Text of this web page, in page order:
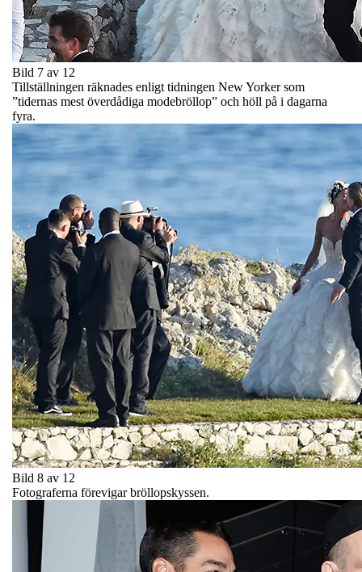
Bild 7 av 12
Tillställningen räknades enligt tidningen New Yorker som
”tidernas mest överdådiga modebröllop” och höll på i dagarna
fyra.
Bild 8 av 12
Fotograferna förevigar bröllopskyssen.